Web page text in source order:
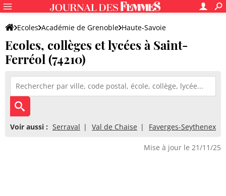
Ecoles Académie de Grenoble Haute-Savoie
Ecoles, collèges et lycées à Saint-
Ferréol (74210)
Voir aussi : Serraval Val de Chaise Faverges-Seythenex
Mise à jour le 21/11/25